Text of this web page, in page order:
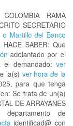
RAMA
SECRETARIO
Martillo del Banco
HACE SABER: Que
adelantado por el
el demandado: ver
la(s) ver hora de la
para que tenga
Se trata de un(a)
DE ARRAYANES
de
identificad@ con